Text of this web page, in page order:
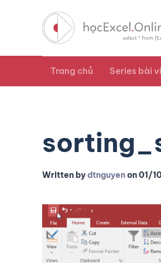
Trang chủ Series bài
Written bydtnguyenon01/